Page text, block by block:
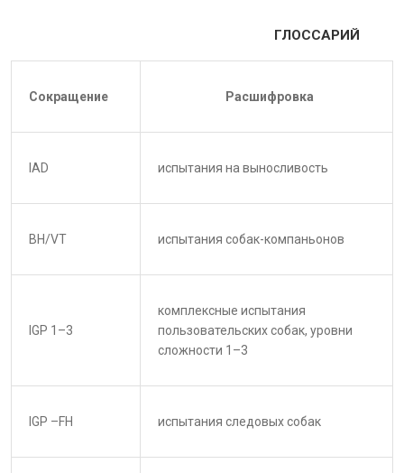
ГЛОССАРИЙ
Сокращение Расшифровка
IAD испытания на выносливость
BH/VT испытания собак-компаньонов
IGP 1–3
комплексные испытания
пользовательских собак, уровни
сложности 1–3
IGP –FH испытания следовых собак